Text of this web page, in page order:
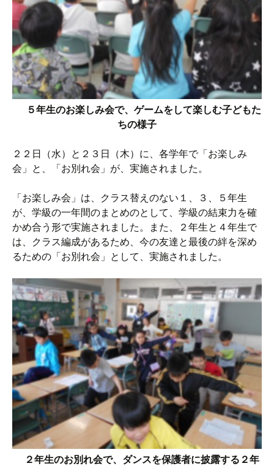
５年生のお楽しみ会で、ゲームをして楽しむ子どもた
ちの様子
２２日（水）と２３日（木）に、各学年で「お楽しみ
会」と、「お別れ会」が、実施されました。
「お楽しみ会」は、クラス替えのない１、３、５年生
が、学級の一年間のまとめのとして、学級の結束力を確
かめ合う形で実施されました。また、２年生と４年生で
は、クラス編成があるため、今の友達と最後の絆を深め
るための「お別れ会」として、実施されました。
２年生のお別れ会で、ダンスを保護者に披露する２年